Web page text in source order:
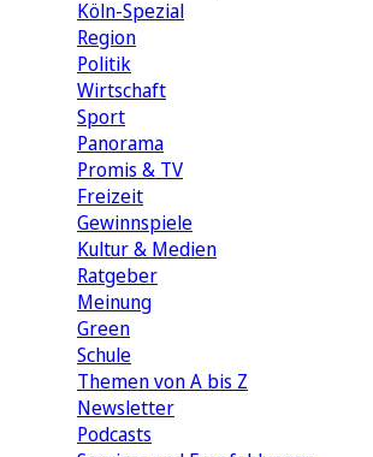
Köln-Spezial
Region
Politik
Wirtschaft
Sport
Panorama
Promis & TV
Freizeit
Gewinnspiele
Kultur & Medien
Ratgeber
Meinung
Green
Schule
Themen von A bis Z
Newsletter
Podcasts